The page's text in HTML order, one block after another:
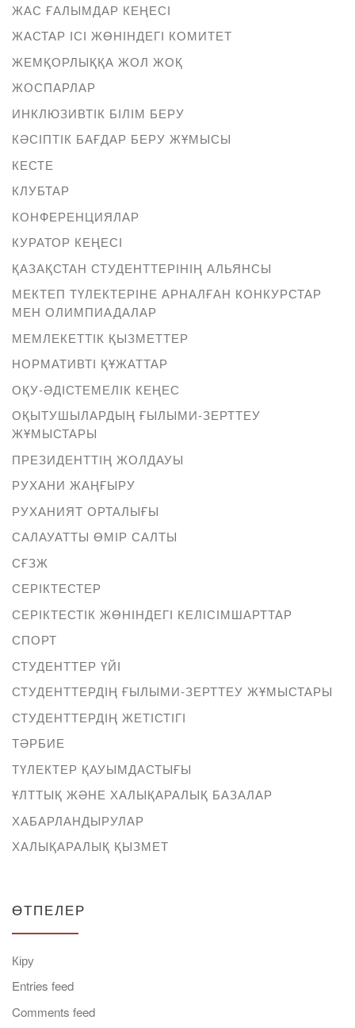
ЖАС ҒАЛЫМДАР КЕҢЕСІ
ЖАСТАР ІСІ ЖӨНІНДЕГІ КОМИТЕТ
ЖЕМҚОРЛЫҚҚА ЖОЛ ЖОҚ
ЖОСПАРЛАР
ИНКЛЮЗИВТІК БІЛІМ БЕРУ
КӘСІПТІК БАҒДАР БЕРУ ЖҰМЫСЫ
КЕСТЕ
КЛУБТАР
КОНФЕРЕНЦИЯЛАР
КУРАТОР КЕҢЕСІ
ҚАЗАҚСТАН СТУДЕНТТЕРІНІҢ АЛЬЯНСЫ
МЕКТЕП ТҮЛЕКТЕРІНЕ АРНАЛҒАН КОНКУРСТАР
МЕН ОЛИМПИАДАЛАР
МЕМЛЕКЕТТІК ҚЫЗМЕТТЕР
НОРМАТИВТІ ҚҰЖАТТАР
ОҚУ-ӘДІСТЕМЕЛІК КЕҢЕС
ОҚЫТУШЫЛАРДЫҢ ҒЫЛЫМИ-ЗЕРТТЕУ
ЖҰМЫСТАРЫ
ПРЕЗИДЕНТТІҢ ЖОЛДАУЫ
РУХАНИ ЖАҢҒЫРУ
РУХАНИЯТ ОРТАЛЫҒЫ
САЛАУАТТЫ ӨМІР САЛТЫ
СҒЗЖ
СЕРІКТЕСТЕР
СЕРІКТЕСТІК ЖӨНІНДЕГІ КЕЛІСІМШАРТТАР
СПОРТ
СТУДЕНТТЕР ҮЙІ
СТУДЕНТТЕРДІҢ ҒЫЛЫМИ-ЗЕРТТЕУ ЖҰМЫСТАРЫ
СТУДЕНТТЕРДІҢ ЖЕТІСТІГІ
ТӘРБИЕ
ТҮЛЕКТЕР ҚАУЫМДАСТЫҒЫ
ҰЛТТЫҚ ЖӘНЕ ХАЛЫҚАРАЛЫҚ БАЗАЛАР
ХАБАРЛАНДЫРУЛАР
ХАЛЫҚАРАЛЫҚ ҚЫЗМЕТ
ӨТПЕЛЕР
Кіру
Entries feed
Comments feed